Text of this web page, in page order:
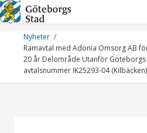
Hoppa
till
innehållNyheter
Ramavtal med Adonia Omsorg AB
20 år Delområde Utanför Göteborgs
avtalsnummer IK25293-04